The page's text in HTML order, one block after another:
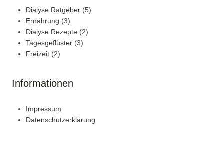
Dialyse Ratgeber (5)
Ernährung (3)
Dialyse Rezepte (2)
Tagesgeflüster (3)
Freizeit (2)
Informationen
Impressum
Datenschutzerklärung